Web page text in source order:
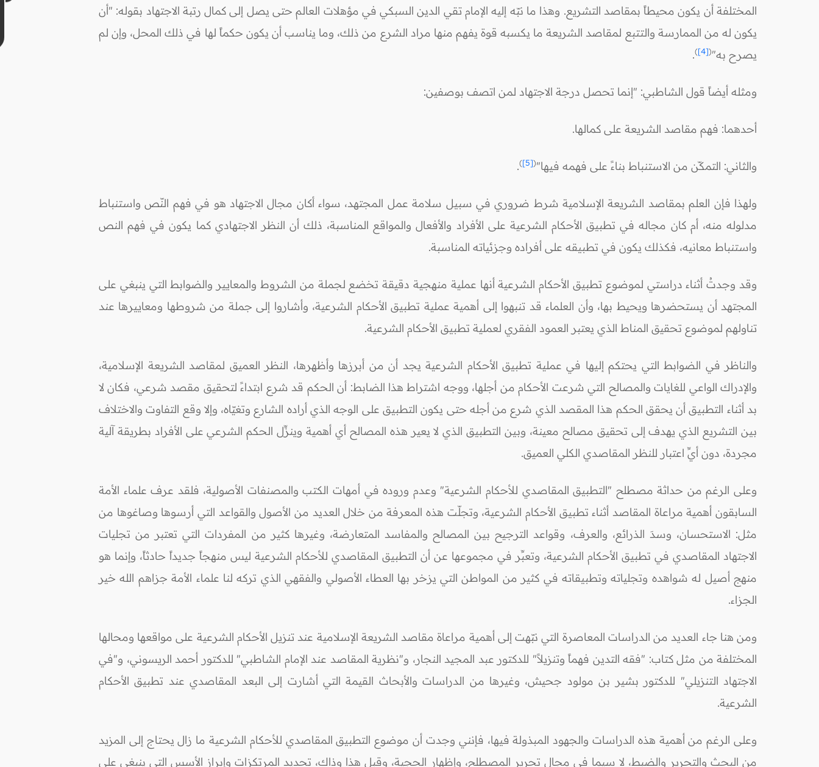
المختلفة أن يكون محيطاً بمقاصد التشريع. وهذا ما نبّه إليه الإمام تقي الدين السبكي في مؤهلات العالم حتى يصل إلى كمال رتبة الاجتهاد بقوله: "أن
يكون له من الممارسة والتتبع لمقاصد الشريعة ما يكسبه قوة يفهم منها مراد الشرع من ذلك، وما يناسب أن يكون حكماً لها في ذلك المحل، وإن لم
يصرح به"(
[4]
)
.
ومثله أيضاً قول الشاطبي: "إنما تحصل درجة الاجتهاد لمن اتصف بوصفين:
أحدهما: فهم مقاصد الشريعة على كمالها.
والثاني: التمكّن من الاستنباط بناءً على فهمه فيها"(
[5]
)
.
ولهذا فإن العلم بمقاصد الشريعة الإسلامية شرط ضروري في سبيل سلامة عمل المجتهد، سواء أكان مجال الاجتهاد هو في فهم النّص واستنباط
مدلوله منه، أم كان مجاله في تطبيق الأحكام الشرعية على الأفراد والأفعال والمواقع المناسبة، ذلك أن النظر الاجتهادي كما يكون في فهم النص
واستنباط معانيه، فكذلك يكون في تطبيقه على أفراده وجزئياته المناسبة.
وقد وجدتُ أثناء دراستي لموضوع تطبيق الأحكام الشرعية أنها عملية منهجية دقيقة تخضع لجملة من الشروط والمعايير والضوابط التي ينبغي على
المجتهد أن يستحضرها ويحيط بها، وأن العلماء قد تنبهوا إلى أهمية عملية تطبيق الأحكام الشرعية، وأشاروا إلى جملة من شروطها ومعاييرها عند
تناولهم لموضوع تحقيق المناط الذي يعتبر العمود الفقري لعملية تطبيق الأحكام الشرعية.
والناظر في الضوابط التي يحتكم إليها في عملية تطبيق الأحكام الشرعية يجد أن من أبرزها وأظهرها، النظر العميق لمقاصد الشريعة الإسلامية،
والإدراك الواعي للغايات والمصالح التي شرعت الأحكام من أجلها، ووجه اشتراط هذا الضابط: أن الحكم قد شرع ابتداءً لتحقيق مقصد شرعي، فكان لا
بد أثناء التطبيق أن يحقق الحكم هذا المقصد الذي شرع من أجله حتى يكون التطبيق على الوجه الذي أراده الشارع وتغيّاه، وإلا وقع التفاوت والاختلاف
بين التشريع الذي يهدف إلى تحقيق مصالح معينة، وبين التطبيق الذي لا يعير هذه المصالح أي أهمية وينزِّل الحكم الشرعي على الأفراد بطريقة آلية
مجردة، دون أيِّ اعتبار للنظر المقاصدي الكلي العميق.
وعلى الرغم من حداثة مصطلح "التطبيق المقاصدي للأحكام الشرعية" وعدم وروده في أمهات الكتب والمصنفات الأصولية، فلقد عرف علماء الأمة
السابقون أهمية مراعاة المقاصد أثناء تطبيق الأحكام الشرعية، وتجلّت هذه المعرفة من خلال العديد من الأصول والقواعد التي أرسوها وصاغوها من
مثل: الاستحسان، وسدَ الذرائع، والعرف، وقواعد الترجيح بين المصالح والمفاسد المتعارضة، وغيرها كثير من المفردات التي تعتبر من تجليات
الاجتهاد المقاصدي في تطبيق الأحكام الشرعية، وتعبِّر في مجموعها عن أن التطبيق المقاصدي للأحكام الشرعية ليس منهجاً جديداً حادثاً، وإنما هو
منهج أصيل له شواهده وتجلياته وتطبيقاته في كثير من المواطن التي يزخر بها العطاء الأصولي والفقهي الذي تركه لنا علماء الأمة جزاهم الله خير
الجزاء.
ومن هنا جاء العديد من الدراسات المعاصرة التي نبّهت إلى أهمية مراعاة مقاصد الشريعة الإسلامية عند تنزيل الأحكام الشرعية على مواقعها ومحالها
المختلفة من مثل كتاب: "فقه التدين فهماً وتنزيلاً" للدكتور عبد المجيد النجار، و"نظرية المقاصد عند الإمام الشاطبي" للدكتور أحمد الريسوني، و"في
الاجتهاد التنزيلي" للدكتور بشير بن مولود جحيش، وغيرها من الدراسات والأبحاث القيمة التي أشارت إلى البعد المقاصدي عند تطبيق الأحكام
الشرعية.
وعلى الرغم من أهمية هذه الدراسات والجهود المبذولة فيها، فإنني وجدت أن موضوع التطبيق المقاصدي للأحكام الشرعية ما زال يحتاج إلى المزيد
من البحث والتحرير والضبط، لا سيما في مجال تحرير المصطلح، وإظهار الحجية، وقبل هذا وذاك، تحديد المرتكزات وإبراز الأسس التي ينبغي على